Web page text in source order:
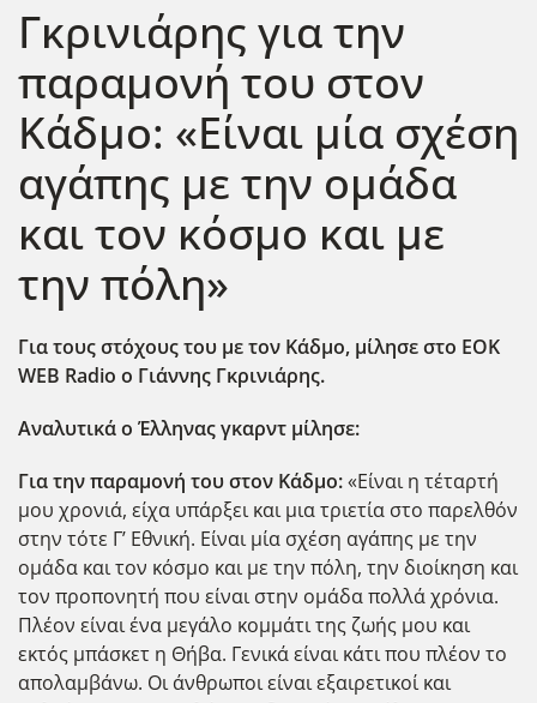
Γκρινιάρης για την
παραμονή του στον
Κάδμο: «Είναι μία σχέση
αγάπης με την ομάδα
και τον κόσμο και με
την πόλη»
Για τους στόχους του με τον Κάδμο, μίλησε στο EOK
WEB Radio ο Γιάννης Γκρινιάρης.
Αναλυτικά ο Έλληνας γκαρντ μίλησε:
Για την παραμονή του στον Κάδμο:«Είναι η τέταρτή
μου χρονιά, είχα υπάρξει και μια τριετία στο παρελθόν
στην τότε Γ’ Εθνική. Είναι μία σχέση αγάπης με την
ομάδα και τον κόσμο και με την πόλη, την διοίκηση και
τον προπονητή που είναι στην ομάδα πολλά χρόνια.
Πλέον είναι ένα μεγάλο κομμάτι της ζωής μου και
εκτός μπάσκετ η Θήβα. Γενικά είναι κάτι που πλέον το
απολαμβάνω. Οι άνθρωποι είναι εξαιρετικοί και